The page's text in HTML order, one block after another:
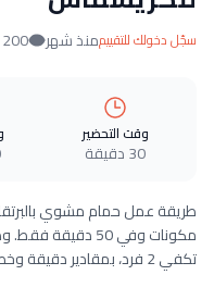
سجّل دخولك للتقييممنذ شهر 1200
وقت التحضير
30 دقيقة
مكونات وفي 50
تكفي 2 فرد، بمقادير دقيقة وخطوات واضحة.